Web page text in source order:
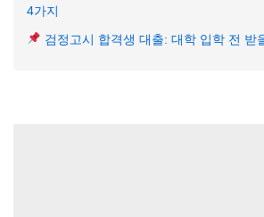
4가지
검정고시 합격생 대출: 대학 입학 전 받